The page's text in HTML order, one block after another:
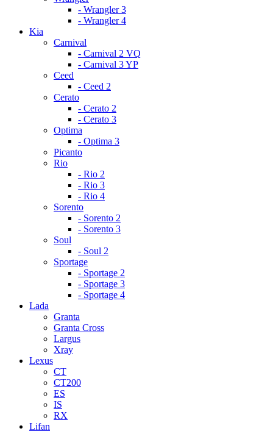
- Wrangler 3
- Wrangler 4
Kia
Carnival
- Carnival 2 VQ
- Carnival 3 YP
Ceed
- Ceed 2
Cerato
- Cerato 2
- Cerato 3
Optima
- Optima 3
Picanto
Rio
- Rio 2
- Rio 3
- Rio 4
Sorento
- Sorento 2
- Sorento 3
Soul
- Soul 2
Sportage
- Sportage 2
- Sportage 3
- Sportage 4
Lada
Granta
Granta Cross
Largus
Xray
Lexus
CT
CT200
ES
IS
RX
Lifan